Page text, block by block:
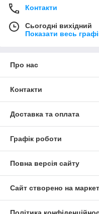
Контакти
Сьогодні вихідний
Показати весь
Про нас
Контакти
Доставка та оплата
Графік роботи
Повна версія сайту
Сайт створено на